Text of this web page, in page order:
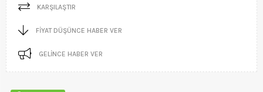
KARŞILAŞTIR
FIYAT DÜŞÜNCE HABER VER
GELINCE HABER VER